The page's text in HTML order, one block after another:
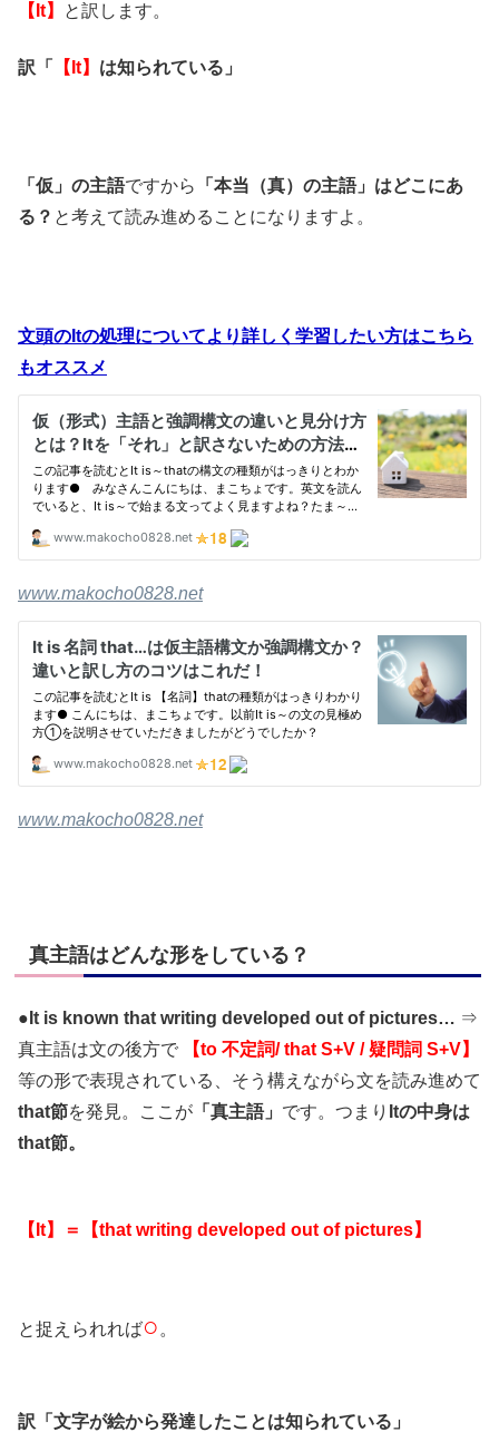
【It】
と訳します。
訳「 【It】 は知られている」
「仮」の主語ですから
「本当（真）の主語」はどこにあ
る？ と考えて読み進めることになりますよ。
文頭のItの処理についてより詳しく学習したい方はこちら
もオススメ
www.makocho0828.net
www.makocho0828.net
真主語はどんな形をしている？
● It is known that writing developed out of pictures… ⇒
真主語は文の後方で
【to 不定詞/ that S+V / 疑問詞 S+V】
等の形で表現されている、そう構えながら文を読み進めて
that節を発見。ここが 「真主語」 です。つまり Itの中身は
that節。
【It】＝【that writing developed out of pictures】
と捉えられれば○ 。
訳「文字が絵から発達したことは知られている」